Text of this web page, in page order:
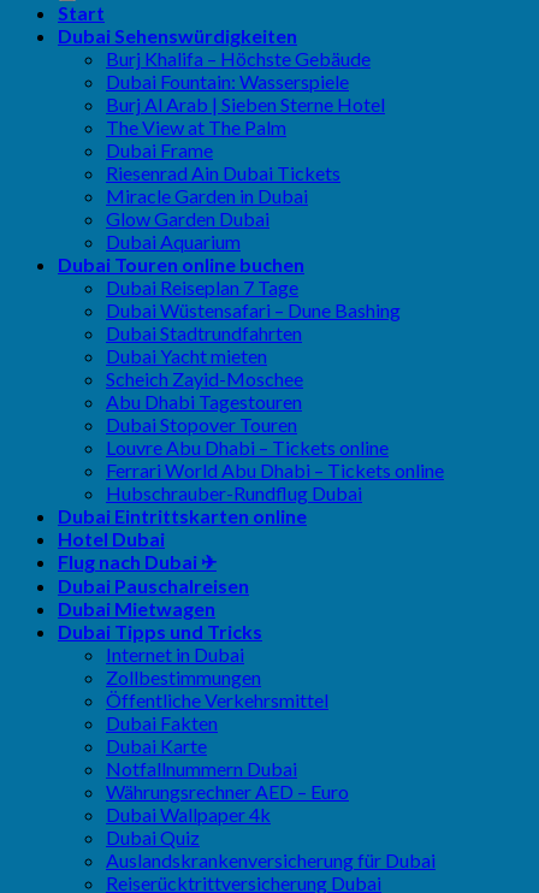
Start
Dubai Sehenswürdigkeiten
Burj Khalifa – Höchste Gebäude
Dubai Fountain: Wasserspiele
Burj Al Arab | Sieben Sterne Hotel
The View at The Palm
Dubai Frame
Riesenrad Ain Dubai Tickets
Miracle Garden in Dubai
Glow Garden Dubai
Dubai Aquarium
Dubai Touren online buchen
Dubai Reiseplan 7 Tage
Dubai Wüstensafari – Dune Bashing
Dubai Stadtrundfahrten
Dubai Yacht mieten
Scheich Zayid-Moschee
Abu Dhabi Tagestouren
Dubai Stopover Touren
Louvre Abu Dhabi – Tickets online
Ferrari World Abu Dhabi – Tickets online
Hubschrauber-Rundflug Dubai
Dubai Eintrittskarten online
Hotel Dubai
Flug nach Dubai ✈
Dubai Pauschalreisen
Dubai Mietwagen
Dubai Tipps und Tricks
Internet in Dubai
Zollbestimmungen
Öffentliche Verkehrsmittel
Dubai Fakten
Dubai Karte
Notfallnummern Dubai
Währungsrechner AED – Euro
Dubai Wallpaper 4k
Dubai Quiz
Auslandskrankenversicherung für Dubai
Reiserücktrittversicherung Dubai